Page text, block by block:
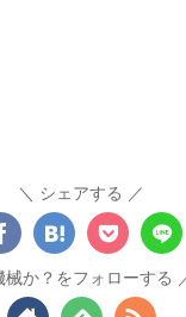
シェアする
械か？をフォローする